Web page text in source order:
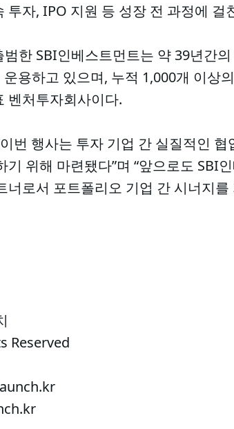
투자, IPO 지원 등 성장 전 과정에
한 SBI인베스트먼트는 약 39년간
용하고 있으며, 누적 1,000개 이상
벤처투자회사이다.
번 행사는 투자 기업 간 실질적인
위해 마련됐다”며 “앞으로도 SBI
너로서 포트폴리오 기업 간 시너지
Reserved